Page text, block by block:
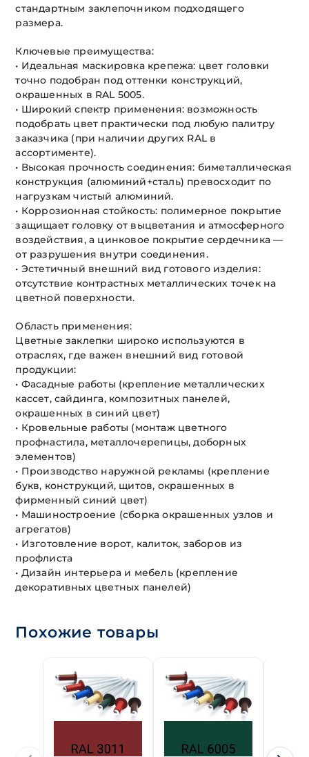
стандартным заклепочником подходящего
размера.
Ключевые преимущества:
• Идеальная маскировка крепежа: цвет головки
точно подобран под оттенки конструкций,
окрашенных в RAL 5005.
• Широкий спектр применения: возможность
подобрать цвет практически под любую палитру
заказчика (при наличии других RAL в
ассортименте).
• Высокая прочность соединения: биметаллическая
конструкция (алюминий+сталь) превосходит по
нагрузкам чистый алюминий.
• Коррозионная стойкость: полимерное покрытие
защищает головку от выцветания и атмосферного
воздействия, а цинковое покрытие сердечника —
от разрушения внутри соединения.
• Эстетичный внешний вид готового изделия:
отсутствие контрастных металлических точек на
цветной поверхности.
Область применения:
Цветные заклепки широко используются в
отраслях, где важен внешний вид готовой
продукции:
• Фасадные работы (крепление металлических
кассет, сайдинга, композитных панелей,
окрашенных в синий цвет)
• Кровельные работы (монтаж цветного
профнастила, металлочерепицы, доборных
элементов)
• Производство наружной рекламы (крепление
букв, конструкций, щитов, окрашенных в
фирменный синий цвет)
• Машиностроение (сборка окрашенных узлов и
агрегатов)
• Изготовление ворот, калиток, заборов из
профлиста
• Дизайн интерьера и мебель (крепление
декоративных цветных панелей)
Похожие товары